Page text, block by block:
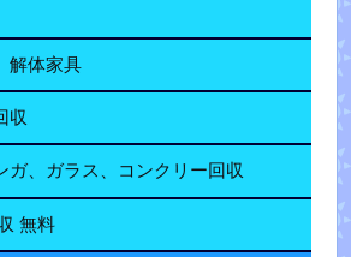
解体家具
収
ガ、ガラス、コンクリー回収
無料